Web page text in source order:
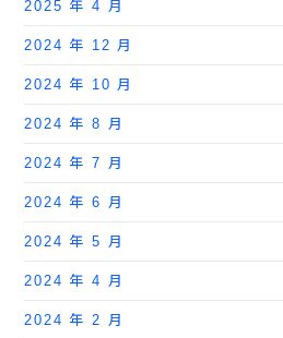
2025 年 4 月
2024 年 12 月
2024 年 10 月
2024 年 8 月
2024 年 7 月
2024 年 6 月
2024 年 5 月
2024 年 4 月
2024 年 2 月